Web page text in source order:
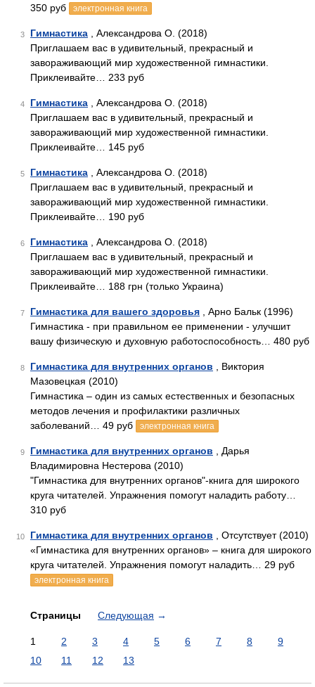
350 руб
электронная книга
3 Гимнастика , Александрова О. (2018)
Приглашаем вас в удивительный, прекрасный и
завораживающий мир художественной гимнастики.
Приклеивайте… 233 руб
4 Гимнастика , Александрова О. (2018)
Приглашаем вас в удивительный, прекрасный и
завораживающий мир художественной гимнастики.
Приклеивайте… 145 руб
5 Гимнастика , Александрова О. (2018)
Приглашаем вас в удивительный, прекрасный и
завораживающий мир художественной гимнастики.
Приклеивайте… 190 руб
6 Гимнастика , Александрова О. (2018)
Приглашаем вас в удивительный, прекрасный и
завораживающий мир художественной гимнастики.
Приклеивайте… 188 грн (только Украина)
7 Гимнастика для вашего здоровья , Арно Бальк (1996)
Гимнастика - при правильном ее применении - улучшит
вашу физическую и духовную работоспособность… 480 руб
8 Гимнастика для внутренних органов , Виктория
Мазовецкая (2010)
Гимнастика – один из самых естественных и безопасных
методов лечения и профилактики различных
заболеваний… 49 руб
электронная книга
9 Гимнастика для внутренних органов , Дарья
Владимировна Нестерова (2010)
"Гимнастика для внутренних органов"-книга для широкого
круга читателей. Упражнения помогут наладить работу…
310 руб
10 Гимнастика для внутренних органов , Отсутствует (2010)
«Гимнастика для внутренних органов» – книга для широкого
круга читателей. Упражнения помогут наладить… 29 руб
электронная книга
Страницы Следующая →
1 2 3 4 5 6 7 8
9
10
11 12 13